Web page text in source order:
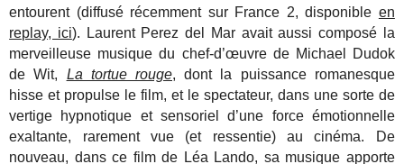
entourent (diffusé récemment sur France 2, disponible en
replay, ici). Laurent Perez del Mar avait aussi composé la
merveilleuse musique du chef-d’œuvre de Michael Dudok
de Wit, La tortue rouge, dont la puissance romanesque
hisse et propulse le film, et le spectateur, dans une sorte de
vertige hypnotique et sensoriel d’une force émotionnelle
exaltante, rarement vue (et ressentie) au cinéma. De
nouveau, dans ce film de Léa Lando, sa musique apporte